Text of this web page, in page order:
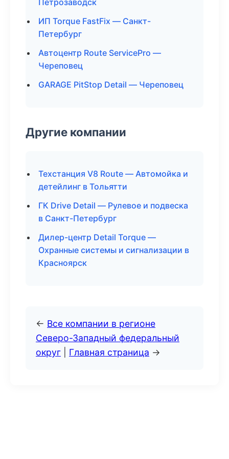
Петрозаводск
ИП Torque FastFix — Санкт-
Петербург
Автоцентр Route ServicePro —
Череповец
GARAGE PitStop Detail — Череповец
Другие компании
Техстанция V8 Route — Автомойка и
детейлинг в Тольятти
ГК Drive Detail — Рулевое и подвеска
в Санкт-Петербург
Дилер-центр Detail Torque —
Охранные системы и сигнализации в
Красноярск
← Все компании в регионе
Северо-Западный федеральный
округ
Главная страница →